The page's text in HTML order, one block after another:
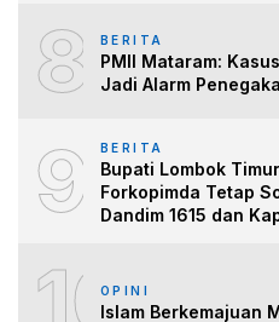
8 BERITA
PMII Mataram:
Jadi Alarm
9 BERITA
Bupati Lombok
Forkopimda Tetap
Dandim 1615 dan
10
OPINI
Islam Berkemajuan